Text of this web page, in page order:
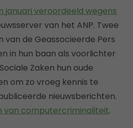
januari veroordeeld wegens
van het ANP. Twee
van de Geassocieerde Pers
in hun baan als voorlichter
Zaken hun oude
om zo vroeg kennis te
nieuwsberichten.
van computercriminaliteit.